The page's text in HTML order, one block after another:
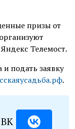
призы от
Телемост.
подать заявку
.